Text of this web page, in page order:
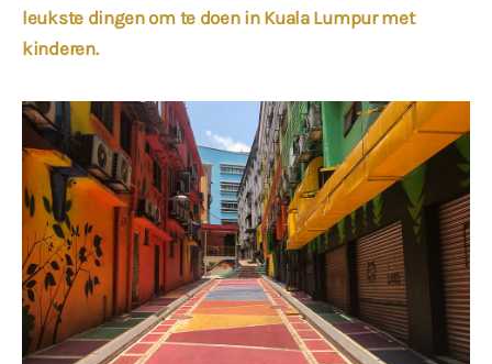
leukste dingen om te doen in Kuala Lumpur met
kinderen.